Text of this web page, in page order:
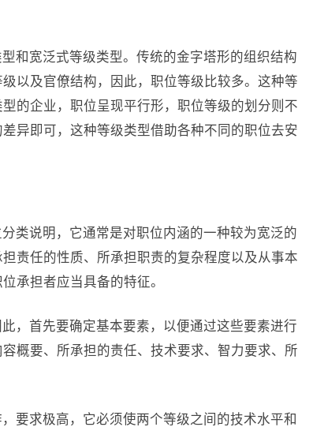
和宽泛式等级类型。传统的金字塔形的组织结构
以及官僚结构，因此，职位等级比较多。这种等
的企业，职位呈现平行形，职位等级的划分则不
异即可，这种等级类型借助各种不同的职位去安
类说明，它通常是对职位内涵的一种较为宽泛的
责任的性质、所承担职责的复杂程度以及从事本
承担者应当具备的特征。
，首先要确定基本要素，以便通过这些要素进行
概要、所承担的责任、技术要求、智力要求、所
要求极高，它必须使两个等级之间的技术水平和